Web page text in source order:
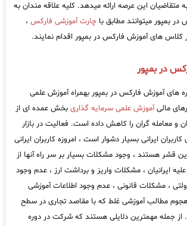
متقاضیان این عرصه ارائه میدهد. کلیه علاقه مندان به
بمپور میتوانند مطابق با چارت آموزشی فارکس ،
های آموزش فارکس در بمپور اقدام نمایند.
در بمپور
های آموزش فارکس در بمپور بهمراه آموزش علمی
مالیآموزش علمی سرمایه گذاری بخش عمده ای از
و معامله گران را کاهش داده است. فعالیت در بازار
ایرانی بسیار دشوار است ، امروزه کاربران ایرانی
قشر هستند ، وجود مشکلات بسیار بر سر راه آنها از
علیه ایرانیان ، مشکلات واریز و برداشت ارز ، عدم وجود
، مشکلات قانونی ، عدم وجود اطلاعات آموزشی
مطالب آموزشی غلط که با مقاصد تجاری در سطح
از جمله مهمترین دلایلی هستند که شرکت در دوره